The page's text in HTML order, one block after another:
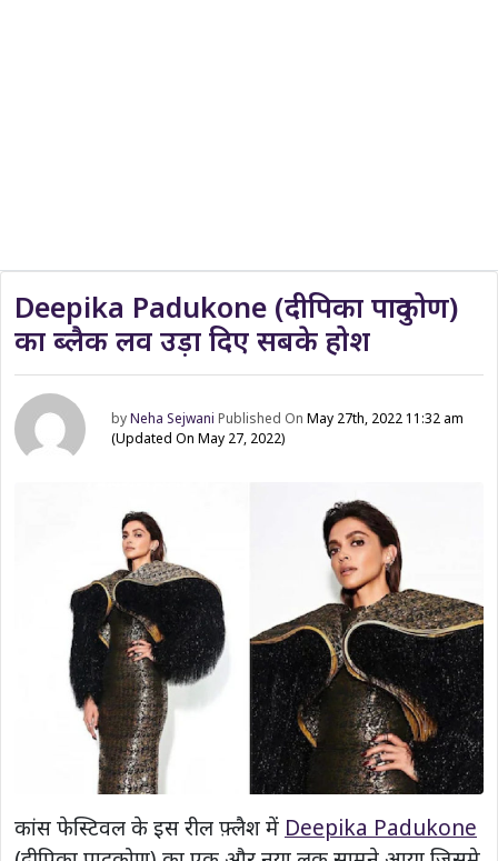
Deepika Padukone (दीपिका पादुकोण)
का ब्लैक लव उड़ा दिए सबके होश
byNeha Sejwani Published OnMay 27th, 2022 11:32 am
(Updated On May 27, 2022)
कांस फेस्टिवल के इस रील फ़्लैश में Deepika Padukone